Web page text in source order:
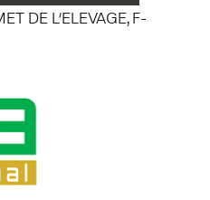
DE L‘ELEVAGE, F-